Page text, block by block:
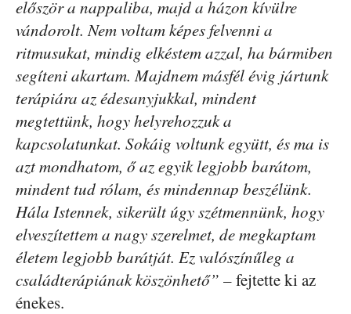
először a nappaliba, majd a házon kívülre
vándorolt. Nem voltam képes felvenni a
ritmusukat, mindig elkéstem azzal, ha bármiben
segíteni akartam. Majdnem másfél évig jártunk
terápiára az édesanyjukkal, mindent
megtettünk, hogy helyrehozzuk a
kapcsolatunkat. So­káig voltunk együtt, és ma is
azt mondhatom, ő az egyik legjobb barátom,
mindent tud rólam, és mindennap beszélünk.
Hála Istennek, sikerült úgy szétmennünk, hogy
elveszítettem a nagy szerelmet, de megkaptam
életem legjobb barátját. Ez valószínűleg a
családterápiának köszönhető” – fejtette ki az
énekes.